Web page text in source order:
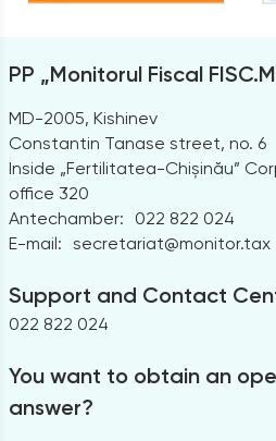
PP „Monitorul Fiscal
MD-2005, Kishinev
Constantin Tanase street, no. 6
Inside „Fertilitatea-Chișinău”
office 320
Antechamber:
022 822 024
E-mail: secretariat@monitor.tax
Support and Contact
022 822 024
You want to obtain an
answer?